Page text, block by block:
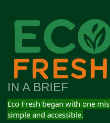
IN A BRIEF
Eco Fresh began with one
simple and accessible.